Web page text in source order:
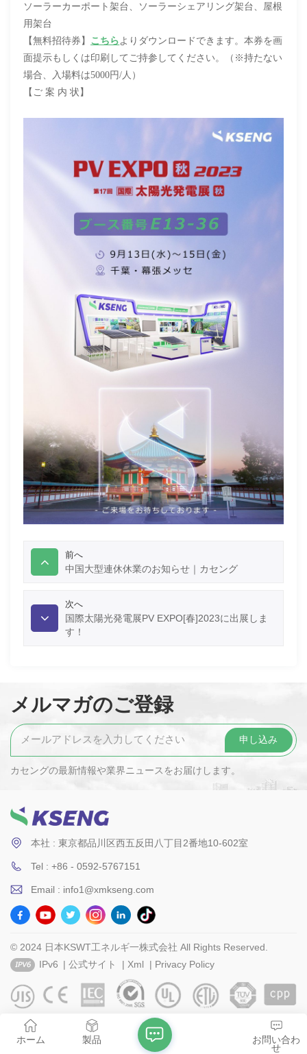
ソーラーカーポート架台 、ソーラーシェアリング架台、屋根
用架台
【無料招待券】 こちら よりダウンロードできます。本券を画
面提示もしくは印刷してご持参してください。（※持たない
場合、入場料は5000円/人）
【ご案 内 状】
前へ
中国大型連休休業のお知らせ｜カセング
次へ
国際太陽光発電展PV EXPO[春]2023に出展しま
す！
メルマガのご登録
カセングの最新情報や業界ニュースをお届けします。
本社 : 東京都品川区西五反田八丁目2番地10-602室
Tel : +86 - 0592-5767151
Email : info1@xmkseng.com
© 2024 日本KSWT工ネルギ一株式会社 All Rights Reserved.
IPv6 | 公式サイト | Xml | Privacy Policy
ホーム 製品 お問い合わ
せ